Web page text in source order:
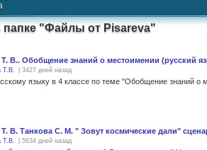
папке "Файлы от Pisareva"
В.. Обобщение знаний о местоимении (русский
Т.В. | 3427 дней назад
В. Танкова С. М. " Зовут космические дали"
Т.В. | 5634 дней назад